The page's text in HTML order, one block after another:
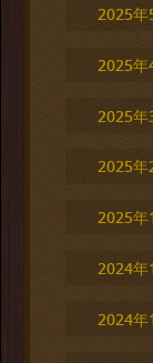
2025年
2025年
2025年
2025年
2025年
2024年
2024年